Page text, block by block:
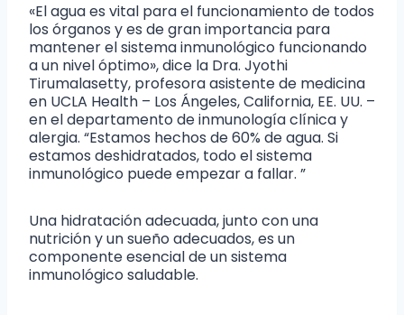
«El agua es vital para el funcionamiento de todos
los órganos y es de gran importancia para
mantener el sistema inmunológico funcionando
a un nivel óptimo», dice la Dra. Jyothi
Tirumalasetty, profesora asistente de medicina
en UCLA Health – Los Ángeles, California, EE. UU. –
en el departamento de inmunología clínica y
alergia. “Estamos hechos de 60% de agua. Si
estamos deshidratados, todo el sistema
inmunológico puede empezar a fallar. ”
Una hidratación adecuada, junto con una
nutrición y un sueño adecuados, es un
componente esencial de un sistema
inmunológico saludable.